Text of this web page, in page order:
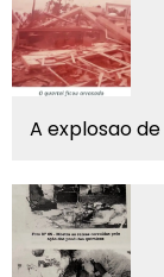
A explosao